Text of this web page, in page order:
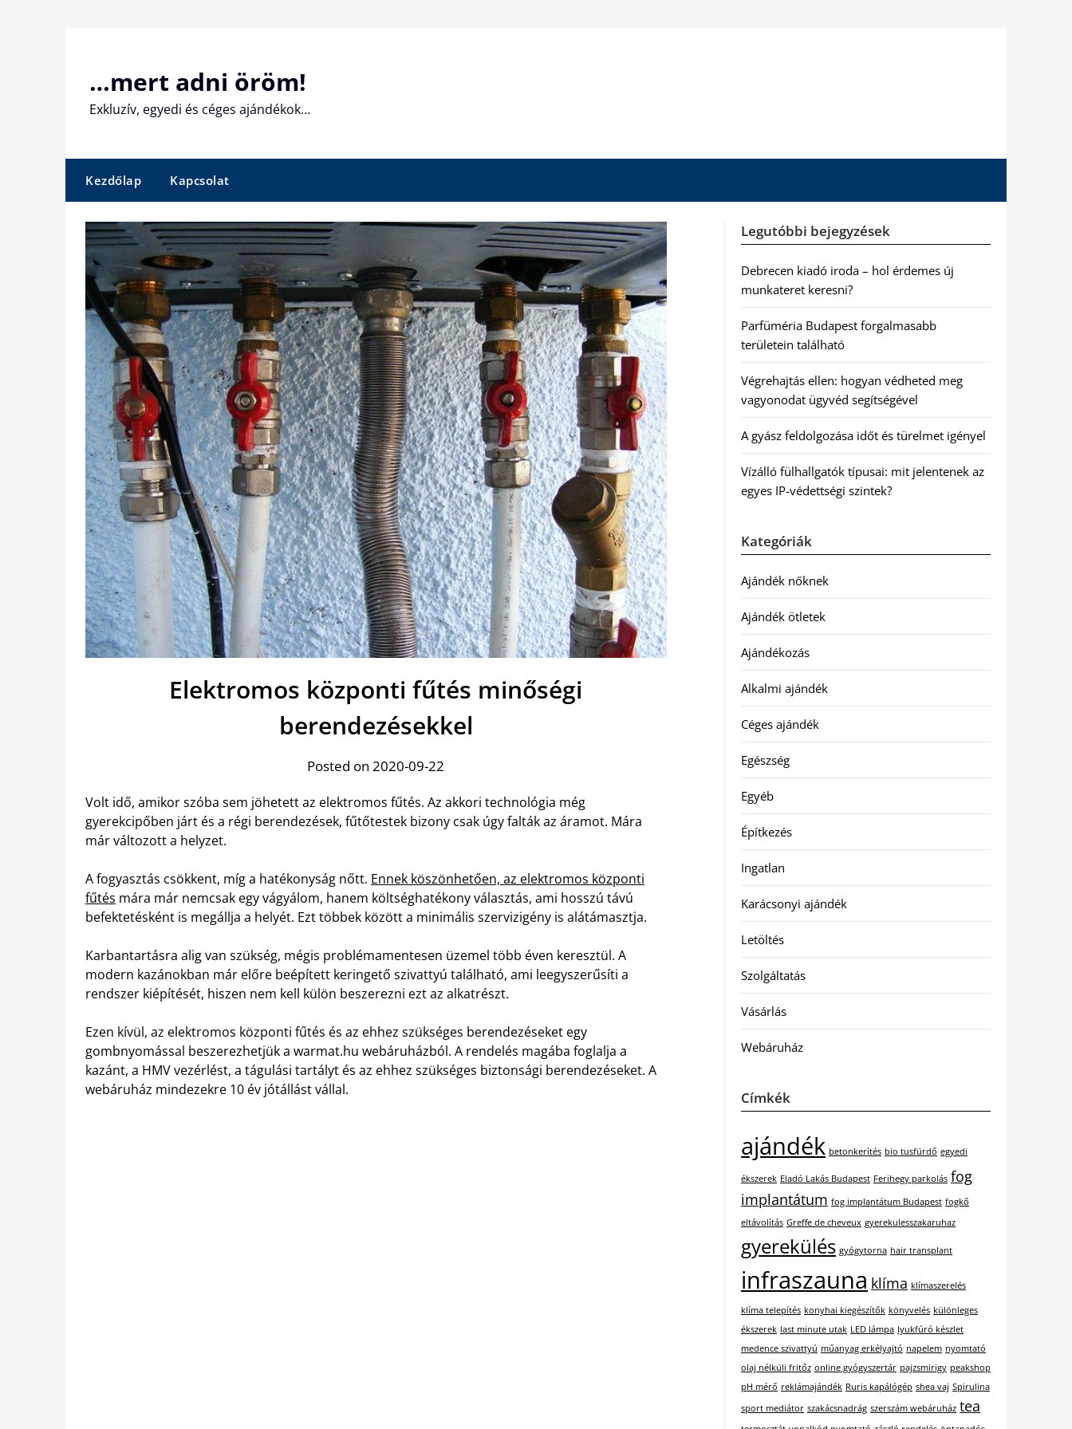
…mert adni öröm!
Exkluzív, egyedi és céges ajándékok…
Kezdőlap Kapcsolat
Elektromos központi fűtés minőségi
berendezésekkel
Posted on 2020-09-22
Volt idő, amikor szóba sem jöhetett az elektromos fűtés. Az akkori technológia még
gyerekcipőben járt és a régi berendezések, fűtőtestek bizony csak úgy falták az áramot. Mára
már változott a helyzet.
A fogyasztás csökkent, míg a hatékonyság nőtt. Ennek köszönhetően, az elektromos központi
fűtés mára már nemcsak egy vágyálom, hanem költséghatékony választás, ami hosszú távú
befektetésként is megállja a helyét. Ezt többek között a minimális szervizigény is alátámasztja.
Karbantartásra alig van szükség, mégis problémamentesen üzemel több éven keresztül. A
modern kazánokban már előre beépített keringető szivattyú található, ami leegyszerűsíti a
rendszer kiépítését, hiszen nem kell külön beszerezni ezt az alkatrészt.
Ezen kívül, az elektromos központi fűtés és az ehhez szükséges berendezéseket egy
gombnyomással beszerezhetjük a warmat.hu webáruházból. A rendelés magába foglalja a
kazánt, a HMV vezérlést, a tágulási tartályt és az ehhez szükséges biztonsági berendezéseket. A
webáruház mindezekre 10 év jótállást vállal.
Legutóbbi bejegyzések
Debrecen kiadó iroda – hol érdemes új
munkateret keresni?
Parfüméria Budapest forgalmasabb
területein található
Végrehajtás ellen: hogyan védheted meg
vagyonodat ügyvéd segítségével
A gyász feldolgozása időt és türelmet igényel
Vízálló fülhallgatók típusai: mit jelentenek az
egyes IP-védettségi szintek?
Kategóriák
Ajándék nőknek
Ajándék ötletek
Ajándékozás
Alkalmi ajándék
Céges ajándék
Egészség
Egyéb
Építkezés
Ingatlan
Karácsonyi ajándék
Letöltés
Szolgáltatás
Vásárlás
Webáruház
Címkék
ajándék betonkerítés bio tusfürdő egyedi
ékszerek Eladó Lakás Budapest Ferihegy parkolás fog
implantátum fog implantátum Budapest fogkő
eltávolítás Greffe de cheveux gyerekulesszakaruhaz
gyerekülés gyógytorna hair transplant
infraszauna klíma klímaszerelés
klíma telepítés konyhai kiegészítők könyvelés különleges
ékszerek last minute utak LED lámpa lyukfúró készlet
medence szivattyú műanyag erkélyajtó napelem nyomtató
olaj nélküli fritőz online gyógyszertár pajzsmirigy peakshop
pH mérő reklámajándék Ruris kapálógép shea vaj Spirulina
sport mediátor szakácsnadrág szerszám webáruház tea